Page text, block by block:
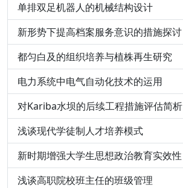
单排双足机器人的机械结构设计
新形势下提高档案服务意识的措施探讨
都匀白及的组织培养与植株再生研究
电力系统中电气自动化技术的运用
对Kariba水坝的后续工程措施评估简析
浅谈现代学徒制人才培养模式
新时期增强大学生思想政治教育实效性
浅谈高职院校班主任的班级管理